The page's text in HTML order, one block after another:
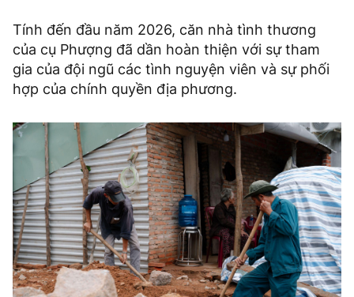
Tính đến đầu năm 2026, căn nhà tình thương
của cụ Phượng đã dần hoàn thiện với sự tham
gia của đội ngũ các tình nguyện viên và sự phối
hợp của chính quyền địa phương.